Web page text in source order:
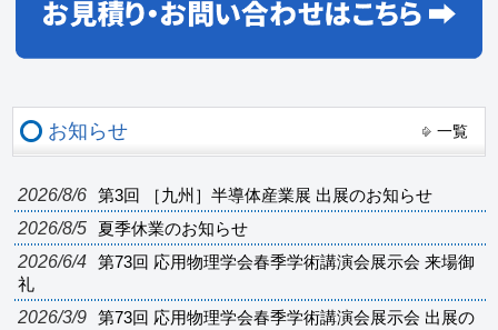
お知らせ 一覧
2026/8/6 第3回 ［九州］半導体産業展 出展のお知らせ
2026/8/5 夏季休業のお知らせ
2026/6/4
第73回 応用物理学会春季学術講演会展示会 来場御
礼
2026/3/9
第73回 応用物理学会春季学術講演会展示会 出展の